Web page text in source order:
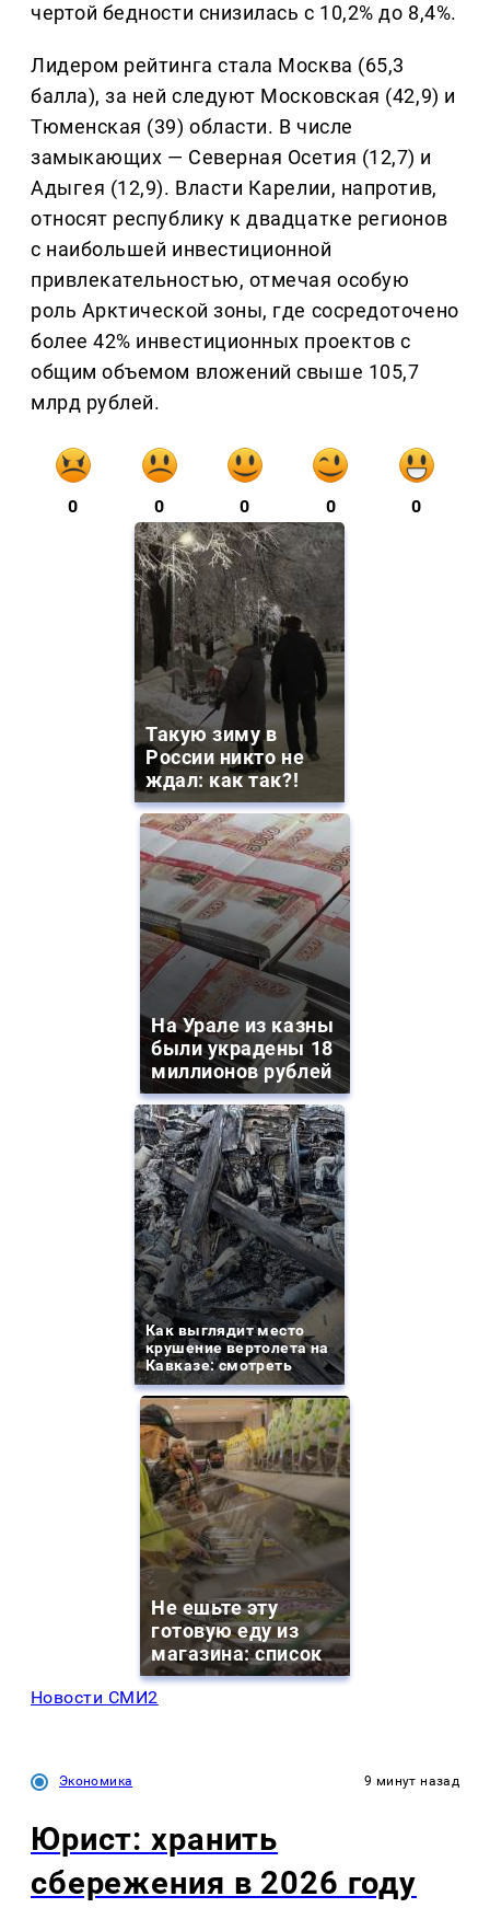
чертой бедности снизилась с 10,2% до 8,4%.
Лидером рейтинга стала Москва (65,3
балла), за ней следуют Московская (42,9) и
Тюменская (39) области. В числе
замыкающих — Северная Осетия (12,7) и
Адыгея (12,9). Власти Карелии, напротив,
относят республику к двадцатке регионов
с наибольшей инвестиционной
привлекательностью, отмечая особую
роль Арктической зоны, где сосредоточено
более 42% инвестиционных проектов с
общим объемом вложений свыше 105,7
млрд рублей.
0 0 0 0 0
Такую зиму в
России никто не
ждал: как так?!
На Урале из казны
были украдены 18
миллионов рублей
Как выглядит место
крушение вертолета на
Кавказе: смотреть
Не ешьте эту
готовую еду из
магазина: список
Новости СМИ2
Экономика 9 минут назад
Юрист: хранить
сбережения в 2026 году